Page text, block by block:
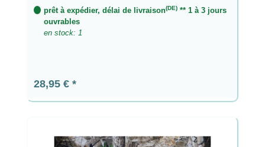
prêt à expédier, délai de livraison(DE)** 1 à 3 jours
ouvrables
en stock: 1
Prix régulier :
28,95 €